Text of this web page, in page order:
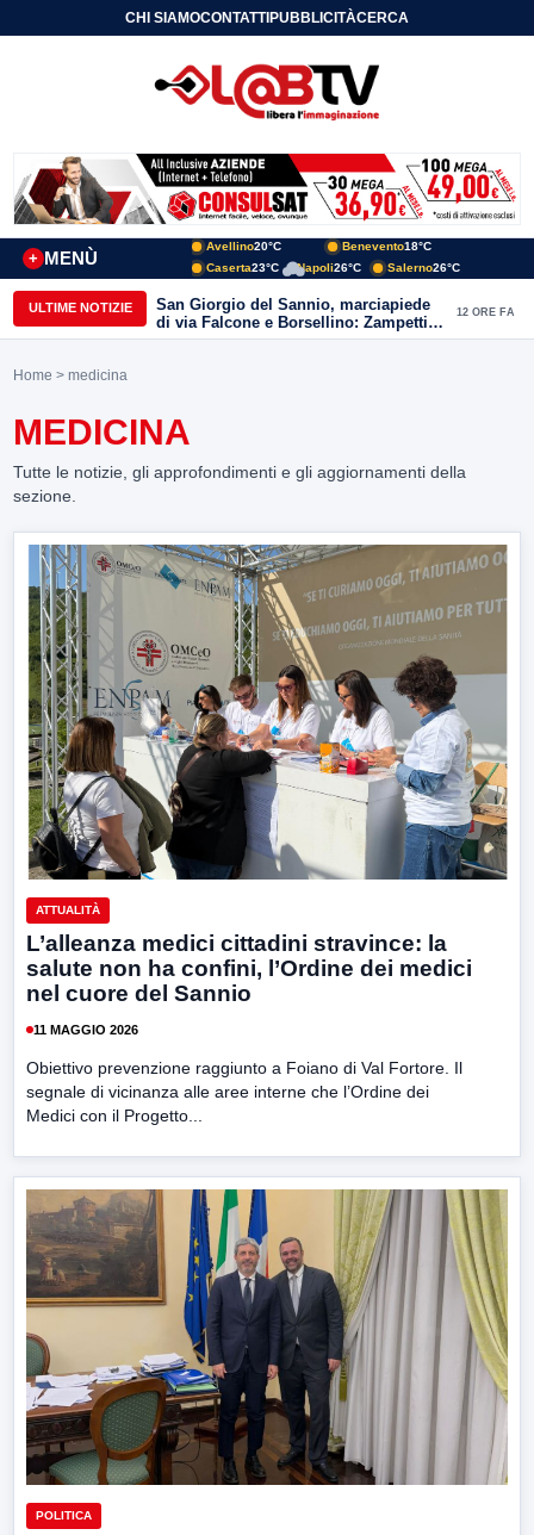
CHI SIAMOCONTATTIPUBBLICITÀCERCA
MENÙ
+
Avellino20°C Benevento18°C
Caserta23°C Napoli26°C Salerno26°C
ULTIME NOTIZIE
San Giorgio del Sannio, marciapiede
di via Falcone e Borsellino: Zampetti e
Lombardi replicano alle polemiche
12 ORE FA
Home > medicina
MEDICINA
Tutte le notizie, gli approfondimenti e gli aggiornamenti della
sezione.
ATTUALITÀ
L’alleanza medici cittadini stravince: la
salute non ha confini, l’Ordine dei medici
nel cuore del Sannio
11 MAGGIO 2026
Obiettivo prevenzione raggiunto a Foiano di Val Fortore. Il
segnale di vicinanza alle aree interne che l’Ordine dei
Medici con il Progetto...
POLITICA